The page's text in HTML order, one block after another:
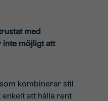
med
inte möjligt att
kombinerar stil
att hålla rent